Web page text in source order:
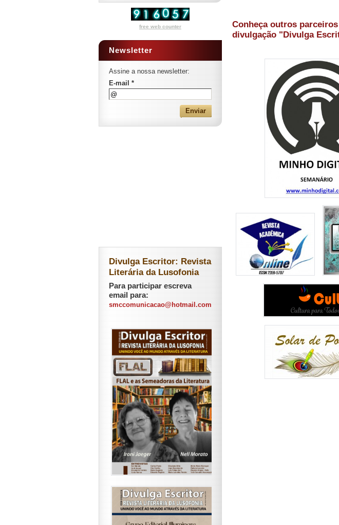
Conheça outros
divulgação "Divulga
free web counter
Newsletter
Assine a nossa newsletter:
E-mail *
Divulga Escritor: Revista
Literária da Lusofonia
Para participar escreva
email para:
smccomunicacao@hotmail.com